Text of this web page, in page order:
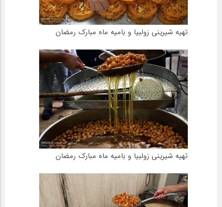
تهیه شیرینی زولبیا و بامیه ماه مبارک رمضان
تهیه شیرینی زولبیا و بامیه ماه مبارک رمضان